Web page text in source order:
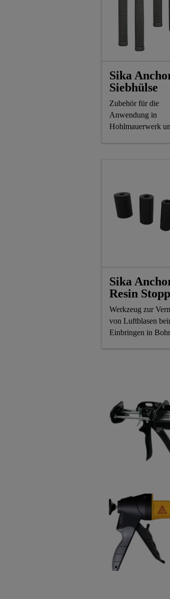
Sika
Siebhülse
Zubehör für die
Anwendung in
Hohlmauerwerk
Sika
Resin
Werkzeug zur
von Luftblasen
Einbringen in